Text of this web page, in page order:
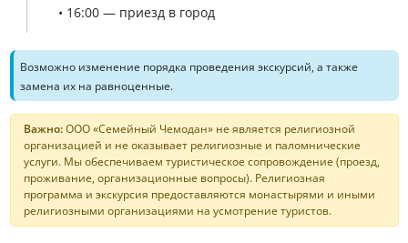
• 16:00 — приезд в город
Возможно изменение порядка проведения экскурсий, а также
замена их на равноценные.
Важно:ООО «Семейный Чемодан» не является религиозной
организацией и не оказывает религиозные и паломнические
услуги. Мы обеспечиваем туристическое сопровождение (проезд,
проживание, организационные вопросы). Религиозная
программа и экскурсия предоставляются монастырями и иными
религиозными организациями на усмотрение туристов.